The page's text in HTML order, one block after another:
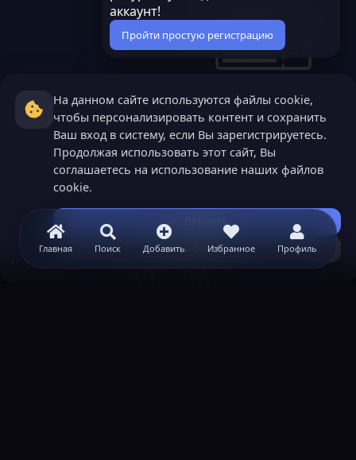
Главная Поиск Добавить Избранное Профиль
Теги
аккаунт!
Пройти простую регистрацию
На данном сайте используются файлы cookie,
чтобы персонализировать контент и сохранить
Ваш вход в систему, если Вы зарегистрируетесь.
Продолжая использовать этот сайт, Вы
соглашаетесь на использование наших файлов
cookie.
Принять
Узнать больше...